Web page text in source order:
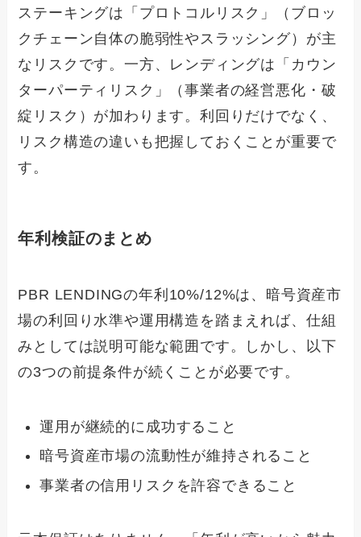
ステーキングは「プロトコルリスク」（ブロッ
クチェーン自体の脆弱性やスラッシング）が主
なリスクです。一方、レンディングは「カウン
ターパーティリスク」（事業者の経営悪化・破
綻リスク）が加わります。利回りだけでなく、
リスク構造の違いも把握しておくことが重要で
す。
年利検証のまとめ
PBR LENDINGの年利10%/12%は、暗号資産市
場の利回り水準や運用構造を踏まえれば、仕組
みとしては説明可能な範囲です。しかし、以下
の3つの前提条件が続くことが必要です。
運用が継続的に成功すること
暗号資産市場の流動性が維持されること
事業者の信用リスクを許容できること